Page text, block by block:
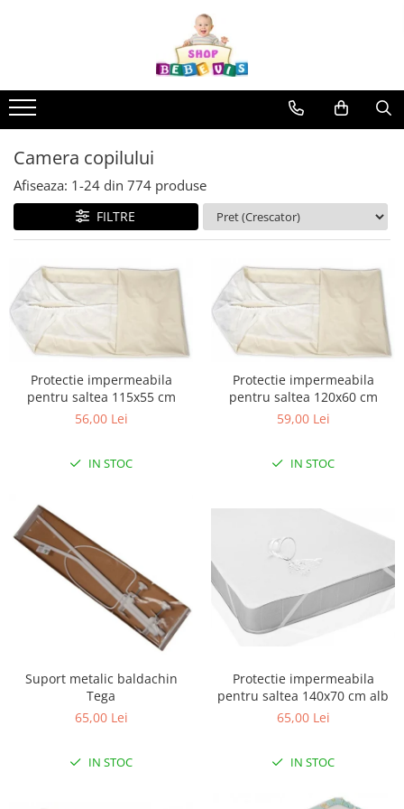
Carucioare copii
Carucioare copii sport
Carucioare copii 2in1
Carucioare copii 3in1
Carucioare gemeni
Accesorii carucioare copii
Huse ploaie si antiinsecte
Saci si invelitoare
Adaptoare
Umbrele carucioare
Accesorii diverse carucioare
Landouri pentru bebelusi
Scaune auto copii
Patuturi copii
Patuturi lemn 140 x 70 cm
Patuturi lemn 160 x 80 cm
Pat tineret
Patuturi pliabile si tarcuri de joaca
Saltele patut copii
Saltele de la 140 x 70 cm
Saltele 127 x 63 cm
Lenjerii patuturi
Camera copilului
Afiseaza: 1-24 din 774 produse
FILTRE
Protectie impermeabila
pentru saltea 115x55 cm
56,00 Lei
IN STOC
Protectie impermeabila
pentru saltea 120x60 cm
59,00 Lei
IN STOC
Suport metalic baldachin
Tega
65,00 Lei
IN STOC
Protectie impermeabila
pentru saltea 140x70 cm alb
65,00 Lei
IN STOC